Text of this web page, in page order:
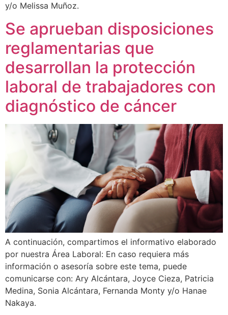
y/o Melissa Muñoz.
Se aprueban disposiciones
reglamentarias que
desarrollan la protección
laboral de trabajadores con
diagnóstico de cáncer
A continuación, compartimos el informativo elaborado
por nuestra Área Laboral: En caso requiera más
información o asesoría sobre este tema, puede
comunicarse con: Ary Alcántara, Joyce Cieza, Patricia
Medina, Sonia Alcántara, Fernanda Monty y/o Hanae
Nakaya.